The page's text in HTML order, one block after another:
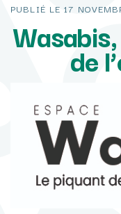
PUBLIÉ LE 17
de